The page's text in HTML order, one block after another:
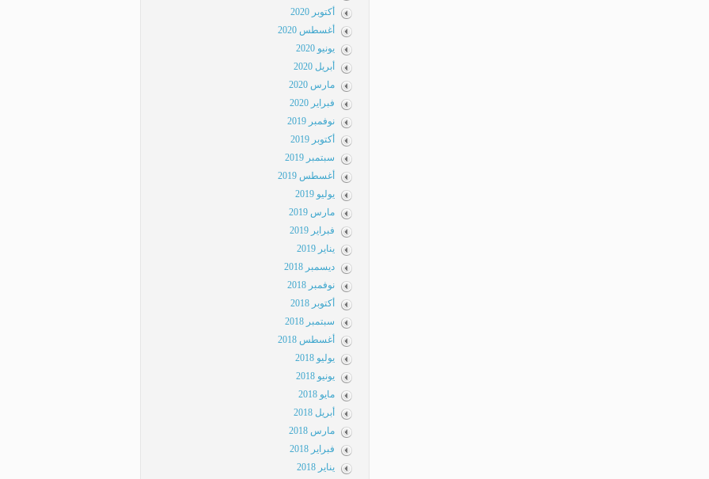
أكتوبر 2020
أغسطس 2020
يونيو 2020
أبريل 2020
مارس 2020
فبراير 2020
نوفمبر 2019
أكتوبر 2019
سبتمبر 2019
أغسطس 2019
يوليو 2019
مارس 2019
فبراير 2019
يناير 2019
ديسمبر 2018
نوفمبر 2018
أكتوبر 2018
سبتمبر 2018
أغسطس 2018
يوليو 2018
يونيو 2018
مايو 2018
أبريل 2018
مارس 2018
فبراير 2018
يناير 2018